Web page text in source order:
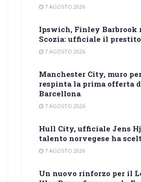
7 AGOSTO 2026
Ipswich, Finley Barbrook
Scozia: ufficiale il
7 AGOSTO 2026
Manchester City, muro
respinta la prima offerta
Barcellona
7 AGOSTO 2026
Hull City, ufficiale Jens
talento norvegese ha
7 AGOSTO 2026
Un nuovo rinforzo per il